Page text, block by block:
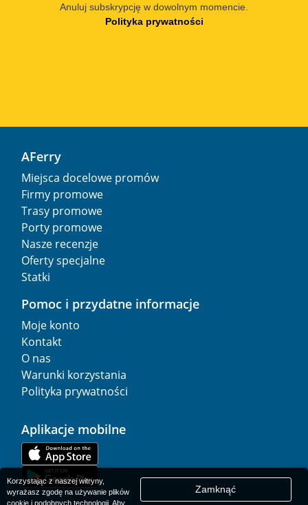
Anuluj subskrypcję w dowolnym momencie.
Polityka prywatności
AFerry
Miejsca docelowe promów
Firmy promowe
Trasy promowe
Porty promowe
Nasze recenzje
Oferty specjalne
Statki
Pomoc i przydatne informacje
Moje konto
Kontakt
O nas
Warunki korzystania
Polityka prywatności
Aplikacje mobilne
Korzystając z naszej witryny,
wyrażasz zgodę na używanie plików
cookie i podobnych technologii. Aby
Zamknąć